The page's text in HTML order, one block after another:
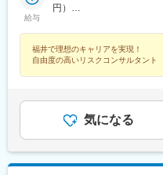
給与
円）
福井で理想のキャリアを実現！
自由度の高いリスクコンサルタント
気になる